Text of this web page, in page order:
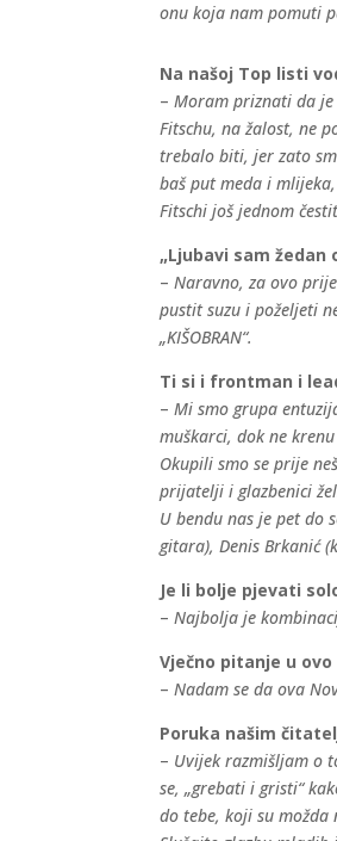
onu koja nam pomuti
Na našoj Top listi
–Moram priznati da
Fitschu, na žalost, ne
trebalo biti, jer zato
baš put meda i
Fitschi još jednom
„Ljubavi sam
–Naravno, za ovo
pustit suzu i poželjeti
„KIŠOBRAN“.
Ti si i frontman i
–Mi smo grupa
muškarci, dok ne
Okupili smo se prije
prijatelji i glazbenici
U bendu nas je pet do
gitara), Denis Brkanić
Je li bolje pjevati
–Najbolja je
Vječno pitanje u ovo
–Nadam se da ova
Poruka našim
– Uvijek razmišljam o
se, „grebati i gristi“
do tebe, koji su